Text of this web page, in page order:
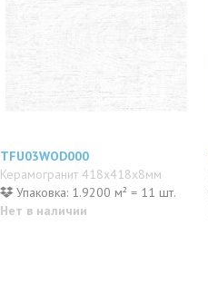
TFU03WOD000
Керамогранит 418x418x8мм
Упаковка: 1.9200 м² = 11 шт.
Нет в наличии